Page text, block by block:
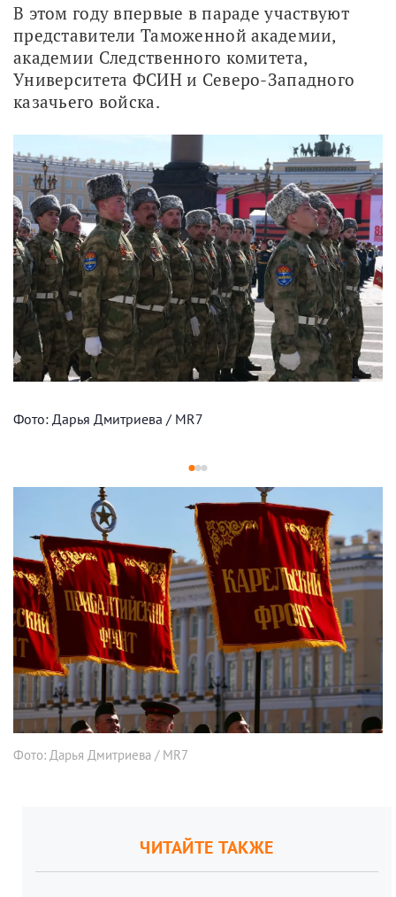
В этом году впервые в параде участвуют
представители Таможенной академии,
академии Следственного комитета,
Университета ФСИН и Северо-Западного
казачьего войска.
Фото: Дарья Дмитриева / MR7
123
Фото: Дарья Дмитриева / MR7
ЧИТАЙТЕ ТАКЖЕ